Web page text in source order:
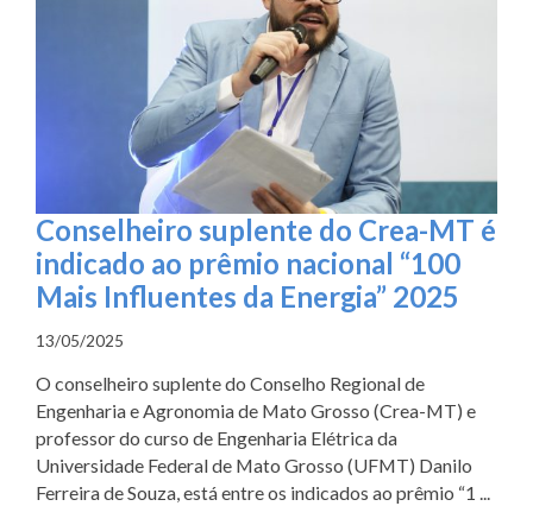
Conselheiro suplente do Crea-MT é
indicado ao prêmio nacional “100
Mais Influentes da Energia” 2025
13/05/2025
O conselheiro suplente do Conselho Regional de
Engenharia e Agronomia de Mato Grosso (Crea-MT) e
professor do curso de Engenharia Elétrica da
Universidade Federal de Mato Grosso (UFMT) Danilo
Ferreira de Souza, está entre os indicados ao prêmio “1 ...